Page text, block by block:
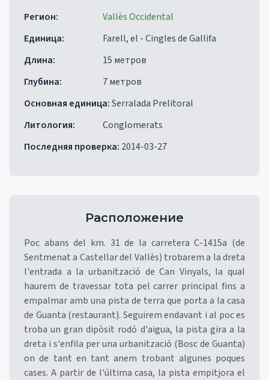
Регион:
Vallès Occidental
Единица:
Farell, el - Cingles de Gallifa
Длина:
15 метров
Глубина:
7 метров
Основная единица:Serralada Prelitoral
Литология:
Conglomerats
Последняя проверка: 2014-03-27
Расположение
Poc abans del km. 31 de la carretera C-1415a (de
Sentmenat a Castellar del Vallès) trobarem a la dreta
l'entrada a la urbanització de Can Vinyals, la qual
haurem de travessar tota pel carrer principal fins a
empalmar amb una pista de terra que porta a la casa
de Guanta (restaurant). Seguirem endavant i al poc es
troba un gran dipòsit rodó d'aigua, la pista gira a la
dreta i s'enfila per una urbanització (Bosc de Guanta)
on de tant en tant anem trobant algunes poques
cases. A partir de l'última casa, la pista empitjora el